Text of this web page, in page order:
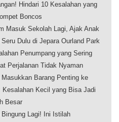
Hindari 10 Kesalahan yang
Boncos
Masuk Sekolah Lagi, Ajak Anak
Seru Dulu di Jepara Ourland Park
Penumpang yang Sering
Perjalanan Tidak Nyaman
Masukkan Barang Penting ke
Kesalahan Kecil yang Bisa Jadi
Besar
Bingung Lagi! Ini Istilah